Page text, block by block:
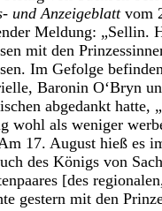
und Anzeigeblattvom
Meldung: „Sellin.
mit den
Im Gefolge
Baronin O‘Bryn
abgedankt hatte,
wohl als weniger
17. August hieß es
des Königs von
[des
gestern mit den